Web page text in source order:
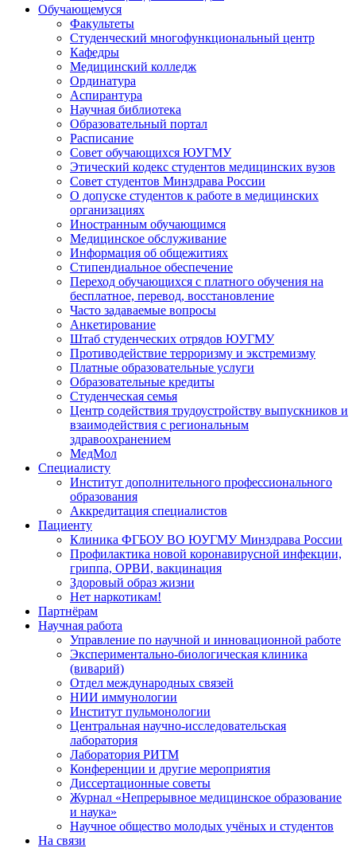
Обучающемуся
Факультеты
Студенческий многофункциональный центр
Кафедры
Медицинский колледж
Ординатура
Аспирантура
Научная библиотека
Образовательный портал
Расписание
Совет обучающихся ЮУГМУ
Этический кодекс студентов медицинских вузов
Совет студентов Минздрава России
О допуске студентов к работе в медицинских
организациях
Иностранным обучающимся
Медицинское обслуживание
Информация об общежитиях
Стипендиальное обеспечение
Переход обучающихся с платного обучения на
бесплатное, перевод, восстановление
Часто задаваемые вопросы
Анкетирование
Штаб студенческих отрядов ЮУГМУ
Противодействие терроризму и экстремизму
Платные образовательные услуги
Образовательные кредиты
Студенческая семья
Центр содействия трудоустройству выпускников и
взаимодействия с региональным
здравоохранением
МедМол
Специалисту
Институт дополнительного профессионального
образования
Аккредитация специалистов
Пациенту
Клиника ФГБОУ ВО ЮУГМУ Минздрава России
Профилактика новой коронавирусной инфекции,
гриппа, ОРВИ, вакцинация
Здоровый образ жизни
Нет наркотикам!
Партнёрам
Научная работа
Управление по научной и инновационной работе
Экспериментально-биологическая клиника
(виварий)
Отдел международных связей
НИИ иммунологии
Институт пульмонологии
Центральная научно-исследовательская
лаборатория
Лаборатория РИТМ
Конференции и другие мероприятия
Диссертационные советы
Журнал «Непрерывное медицинское образование
и наука»
Научное общество молодых учёных и студентов
На связи